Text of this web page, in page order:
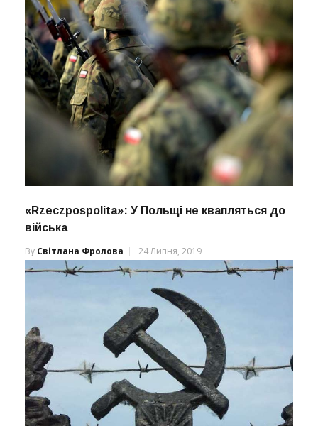
«Rzeczpospolita»: У Польщі не квапляться до
війська
By Світлана Фролова 24 Липня, 2019